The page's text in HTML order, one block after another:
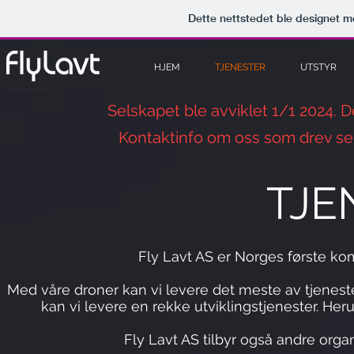
Dette nettstedet ble designet
HJEM TJENESTER UTSTYR
Selskapet ble avviklet 1/1 2024.
Kontaktinfo om oss som drev
Fly Lavt AS er Norges første
Med våre droner kan vi levere det meste av
kan vi levere en rekke utviklingstjenester.
Fly Lavt AS tilbyr også andre